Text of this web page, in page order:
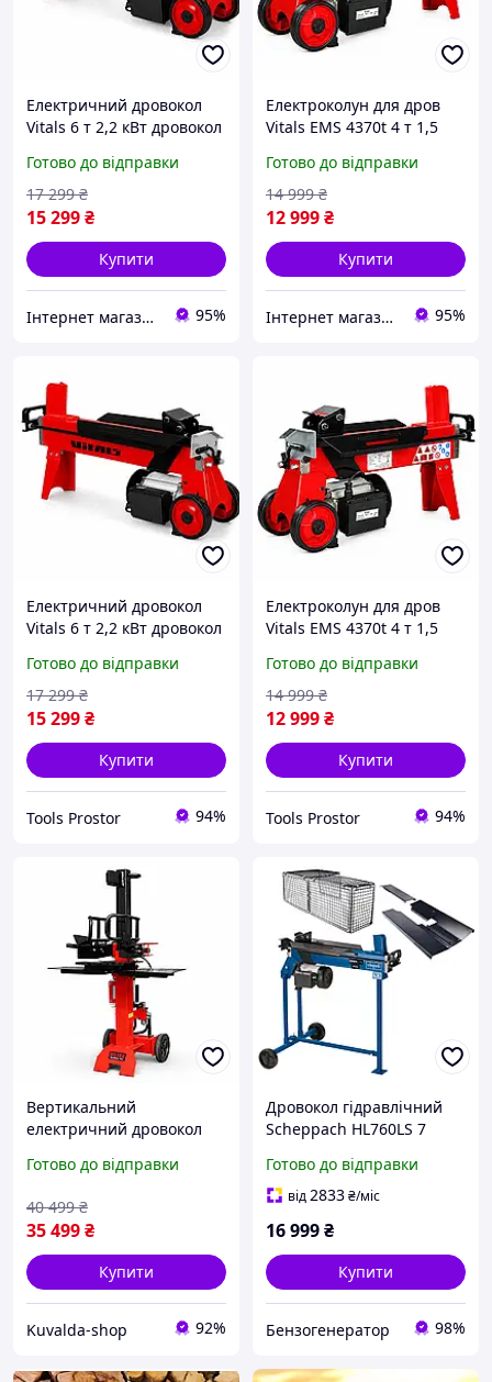
Електричний дровокол
Vitals 6 т 2,2 кВт дровокол
для заготівлі дров
Готово до відправки
15 299₴
17 299 ₴
Купити
Інтернет магазин 🛠 Men’s Tool 95%
Електроколун для дров
Vitals EMS 4370t 4 т 1,5
дровокол гідравлічний
для колки дров
Готово до відправки
12 999₴
14 999 ₴
Купити
Інтернет магазин 🛠 Men’s Tool 95%
Електричний дровокол
Vitals 6 т 2,2 кВт дровокол
для заготівлі дров
Готово до відправки
15 299₴
17 299 ₴
Купити
Tools Prostor 94%
Електроколун для дров
Vitals EMS 4370t 4 т 1,5
дровокол гідравлічний
для колки дров
Готово до відправки
12 999₴
14 999 ₴
Купити
Tools Prostor 94%
Вертикальний
електричний дровокол
гідравлічний дровокол
Готово до відправки
35 499₴
40 499 ₴
Купити
Kuvalda-shop 92%
Дровокол гідравлічний
Scheppach HL760LS 7
електричний колун для
дров до довжиною 52 см
Готово до відправки
від2833₴/міс
16 999₴
Купити
Бензогенератор 98%